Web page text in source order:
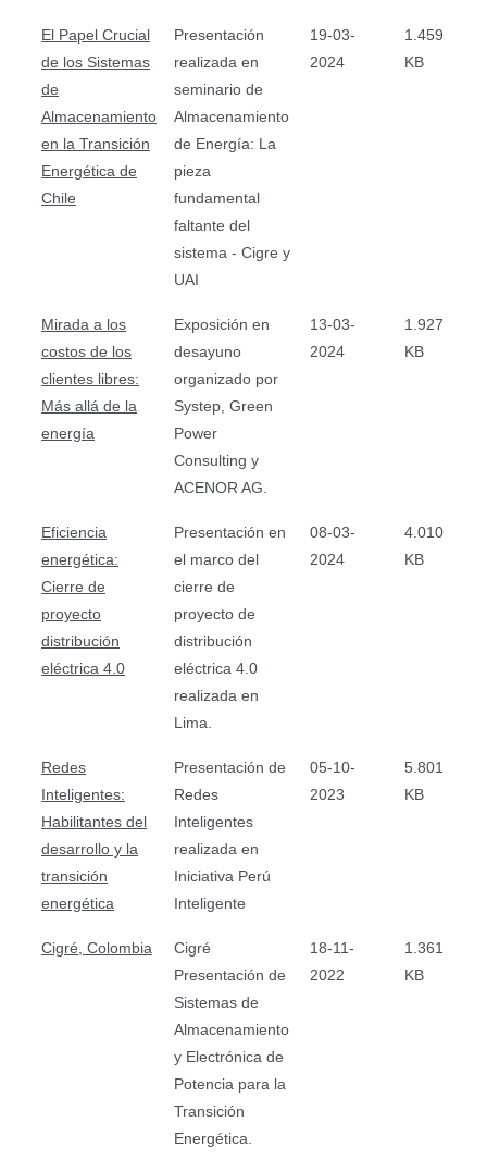
El Papel Crucial
de los Sistemas
de
Almacenamiento
en la Transición
Energética de
Chile
Presentación
realizada en
seminario de
Almacenamiento
de Energía: La
pieza
fundamental
faltante del
sistema - Cigre y
UAI
19-03-
2024
1.459
KB
Mirada a los
costos de los
clientes libres:
Más allá de la
energía
Exposición en
desayuno
organizado por
Systep, Green
Power
Consulting y
ACENOR AG.
13-03-
2024
1.927
KB
Eficiencia
energética:
Cierre de
proyecto
distribución
eléctrica 4.0
Presentación en
el marco del
cierre de
proyecto de
distribución
eléctrica 4.0
realizada en
Lima.
08-03-
2024
4.010
KB
Redes
Inteligentes:
Habilitantes del
desarrollo y la
transición
energética
Presentación de
Redes
Inteligentes
realizada en
Iniciativa Perú
Inteligente
05-10-
2023
5.801
KB
Cigré, Colombia
Cigré
Presentación de
Sistemas de
Almacenamiento
y Electrónica de
Potencia para la
Transición
Energética.
18-11-
2022
1.361
KB